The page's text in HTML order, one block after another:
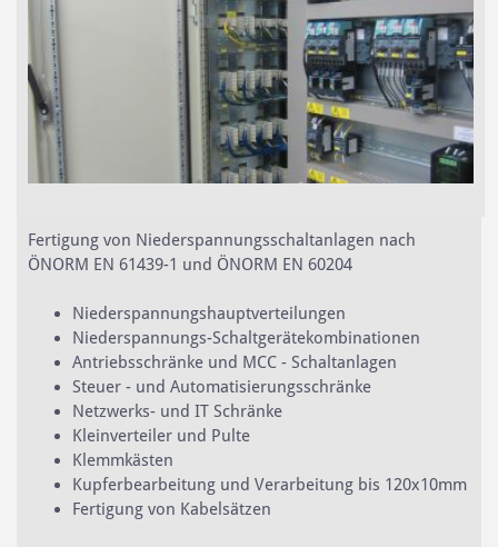
Fertigung von Niederspannungsschaltanlagen nach
ÖNORM EN 61439-1 und ÖNORM EN 60204
Niederspannungshauptverteilungen
Niederspannungs-Schaltgerätekombinationen
Antriebsschränke und MCC - Schaltanlagen
Steuer - und Automatisierungsschränke
Netzwerks- und IT Schränke
Kleinverteiler und Pulte
Klemmkästen
Kupferbearbeitung und Verarbeitung bis 120x10mm
Fertigung von Kabelsätzen